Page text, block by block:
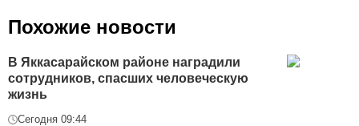
Похожие новости
В Яккасарайском районе наградили
сотрудников, спасших человеческую
жизнь
Сегодня 09:44